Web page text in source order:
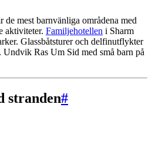
mest barnvänliga områdena med
aktiviteter. Familjehotellen i Sharm
Glassbåtsturer och delfinutflykter
Ras Um Sid med små barn på
stranden#